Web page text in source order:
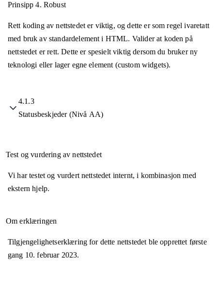
Prinsipp 4. Robust
Rett koding av nettstedet er viktig, og dette er som regel ivaretatt
med bruk av standardelement i HTML. Valider at koden på
nettstedet er rett. Dette er spesielt viktig dersom du bruker ny
teknologi eller lager egne element (custom widgets).
4.1.3
Statusbeskjeder (Nivå AA)
Test og vurdering av nettstedet
Vi har testet og vurdert nettstedet internt, i kombinasjon med
ekstern hjelp.
Om erklæringen
Tilgjengelighetserklæring for dette nettstedet ble opprettet første
gang 10. februar 2023.